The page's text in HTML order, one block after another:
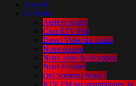
Accueil
La Radio
Ateliers Radio
Chat RTV FM
Direct Video du studio
Notre équipe
Notre zone de réception
Nous Écouter
Qui Sommes Nous ?